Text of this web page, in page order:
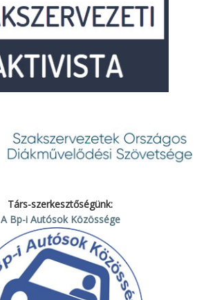
Társ-szerkesztőségünk:
A Bp-i Autósok Közössége